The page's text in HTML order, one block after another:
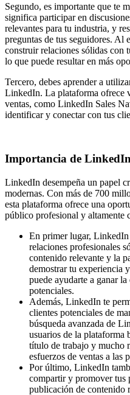
Segundo, es importante que te
significa participar en
relevantes para tu industria, y
preguntas de tus seguidores. Al
construir relaciones sólidas con
lo que puede resultar en más
Tercero, debes aprender a
LinkedIn. La plataforma ofrece
ventas, como LinkedIn Sales
identificar y conectar con tus
Importancia de LinkedIn
LinkedIn desempeña un papel
modernas. Con más de 700
esta plataforma ofrece una
público profesional y altamente
En primer lugar,
relaciones profesionales
contenido relevante y la
demostrar tu experiencia
puede ayudarte a ganar
potenciales.
Además, LinkedIn te
clientes potenciales de
búsqueda avanzada de
usuarios de la plataforma
título de trabajo y mucho
esfuerzos de ventas a las
Por último, LinkedIn
compartir y promover tus
publicación de contenido